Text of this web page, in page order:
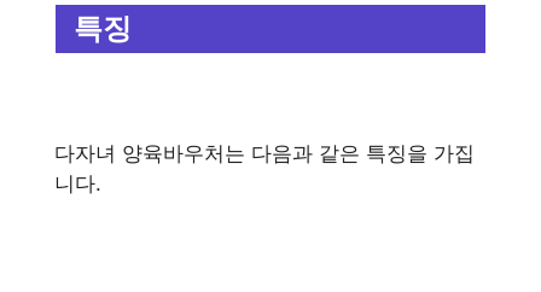
특징
다자녀 양육바우처는 다음과 같은 특징을 가집
니다.